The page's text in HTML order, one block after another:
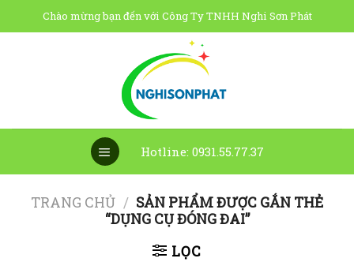
to
Chào mừng bạn đến với Công Ty TNHH Nghi Sơn Phát
Hotline: 0931.55.77.37
TRANG CHỦ / SẢN PHẨM ĐƯỢC GẮN THẺ
“DỤNG CỤ ĐÓNG ĐAI”
LỌC